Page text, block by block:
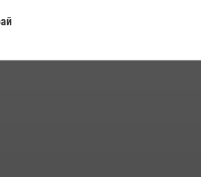
получили в руки легендарное оружие